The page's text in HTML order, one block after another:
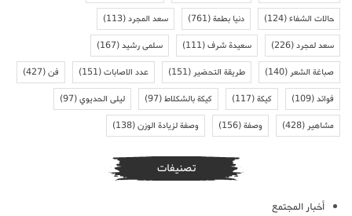
حالات الشفاء(124) دنيا بطمة(761) سعد المجرد(113)
سعد لمجرد(226) سعيدة شرف(111) سلمى رشيد(167)
صباغة الشعر (140) طريقة التحضير (151) عدد الاصابات(151) فن(427)
فوائد(109) كيكة(117) كيكة بالشكلاط(97) ليلى الحديوي(97)
مشاهير (428) وصفة(156) وصفة لزيادة الوزن(138)
تصنيفات
أخبار المجتمع